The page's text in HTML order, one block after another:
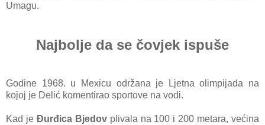
Umagu.
Najbolje da se čovjek ispuše
Godine 1968. u Mexicu održana je Ljetna olimpijada na
kojoj je Delić komentirao sportove na vodi.
Kad je Đurđica Bjedovplivala na 100 i 200 metara, većina